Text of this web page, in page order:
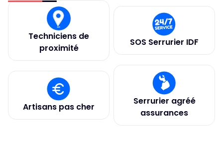
Techniciens de
proximité
SOS Serrurier IDF
Artisans pas cher
Serrurier agréé
assurances